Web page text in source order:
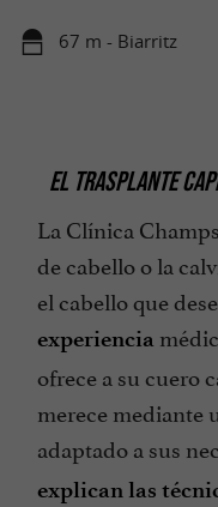
67 m - Biarritz
EL TRASPLANTE
La Clínica
de cabello o la
el cabello que
experiencia
ofrece a su cuero
merece mediante
adaptado a sus
explican las